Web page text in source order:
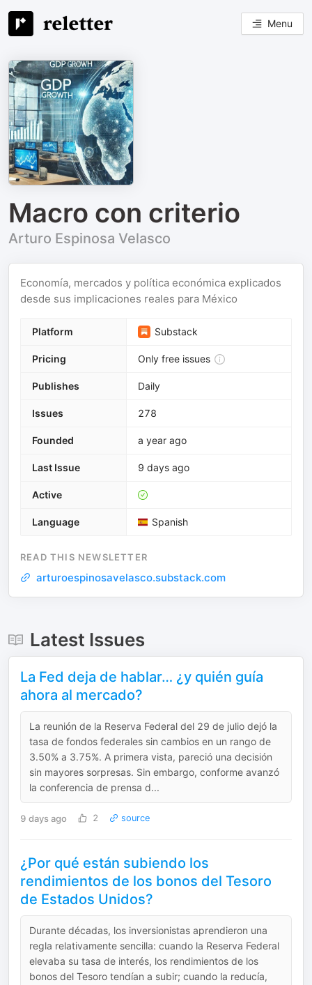
Menu
Macro con criterio
Arturo Espinosa Velasco
Economía, mercados y política económica explicados
desde sus implicaciones reales para México
Platform Substack
Pricing Only free issues
Publishes Daily
Issues 278
Founded a year ago
Last Issue 9 days ago
Active
Language Spanish
READ THIS NEWSLETTER
arturoespinosavelasco.substack.com
Latest Issues
La Fed deja de hablar… ¿y quién guía
ahora al mercado?
La reunión de la Reserva Federal del 29 de julio dejó la
tasa de fondos federales sin cambios en un rango de
3.50% a 3.75%. A primera vista, pareció una decisión
sin mayores sorpresas. Sin embargo, conforme avanzó
la conferencia de prensa d...
9 days ago 2 source
¿Por qué están subiendo los
rendimientos de los bonos del Tesoro
de Estados Unidos?
Durante décadas, los inversionistas aprendieron una
regla relativamente sencilla: cuando la Reserva Federal
elevaba su tasa de interés, los rendimientos de los
bonos del Tesoro tendían a subir; cuando la reducía,